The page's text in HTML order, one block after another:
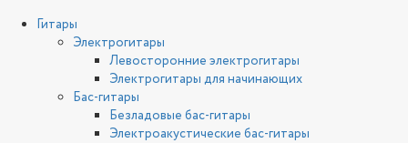
Гитары
Электрогитары
Левосторонние электрогитары
Электрогитары для начинающих
Бас-гитары
Безладовые бас-гитары
Электроакустические бас-гитары